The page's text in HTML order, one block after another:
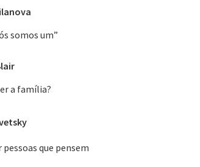
somos um”
a família?
que pensem